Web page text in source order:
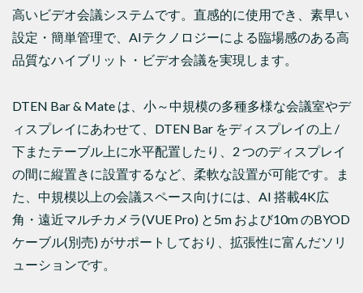
高いビデオ会議システムです。直感的に使用でき、素早い
設定・簡単管理で、AIテクノロジーによる臨場感のある高
品質なハイブリット・ビデオ会議を実現します。
DTEN Bar & Mate は、小～中規模の多種多様な会議室やデ
ィスプレイにあわせて、DTEN Bar をディスプレイの上 /
下またテーブル上に水平配置したり、2 つのディスプレイ
の間に縦置きに設置するなど、柔軟な設置が可能です。ま
た、中規模以上の会議スペース向けには、AI 搭載4K広
角・遠近マルチカメラ(VUE Pro) と5m および10m のBYOD
ケーブル(別売) がサポートしており、拡張性に富んだソリ
ューションです。